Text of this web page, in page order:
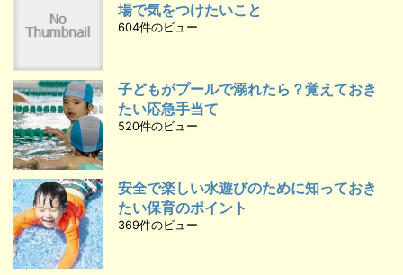
場で気をつけたいこと
604件のビュー
子どもがプールで溺れたら？覚えておき
たい応急手当て
520件のビュー
安全で楽しい水遊びのために知っておき
たい保育のポイント
369件のビュー